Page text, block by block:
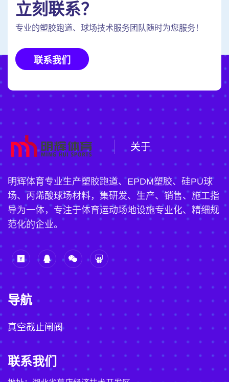
立刻联系？
专业的塑胶跑道、球场技术服务团队随时为您服务！
联系我们
关于
明辉体育专业生产塑胶跑道、EPDM塑胶、硅PU球
场、丙烯酸球场材料，集研发、生产、销售、施工指
导为一体，专注于体育运动场地设施专业化、精细规
范化的企业。
导航
真空截止闸阀
联系我们